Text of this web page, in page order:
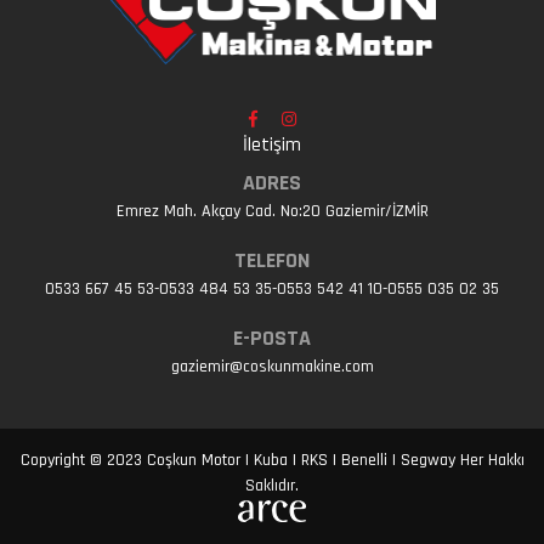
İletişim
ADRES
Emrez Mah. Akçay Cad. No:20 Gaziemir/İZMİR
TELEFON
0533 667 45 53-0533 484 53 35-0553 542 41 10-0555 035 02 35
E-POSTA
gaziemir@coskunmakine.com
Copyright © 2023 Coşkun Motor | Kuba | RKS | Benelli | Segway Her Hakkı
Saklıdır.